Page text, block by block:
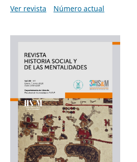
Ver revista
Número actual